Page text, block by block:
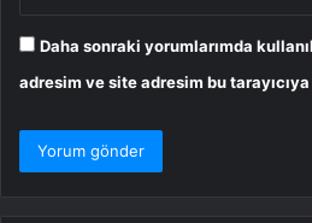
Daha sonraki yorumlarımda
adresim ve site adresim bu